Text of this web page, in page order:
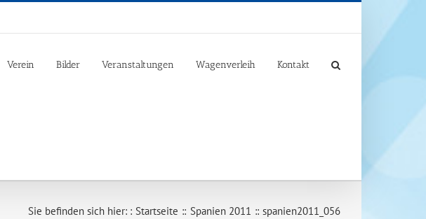
Verein Bilder Veranstaltungen Wagenverleih Kontakt
Sie befinden sich hier: : Startseite Spanien 2011 spanien2011_056